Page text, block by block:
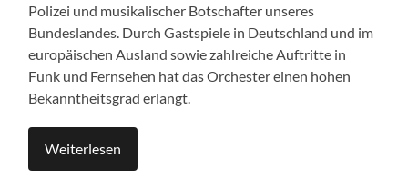
Polizei und musikalischer Botschafter unseres
Bundeslandes. Durch Gastspiele in Deutschland und im
europäischen Ausland sowie zahlreiche Auftritte in
Funk und Fernsehen hat das Orchester einen hohen
Bekanntheitsgrad erlangt.
Weiterlesen